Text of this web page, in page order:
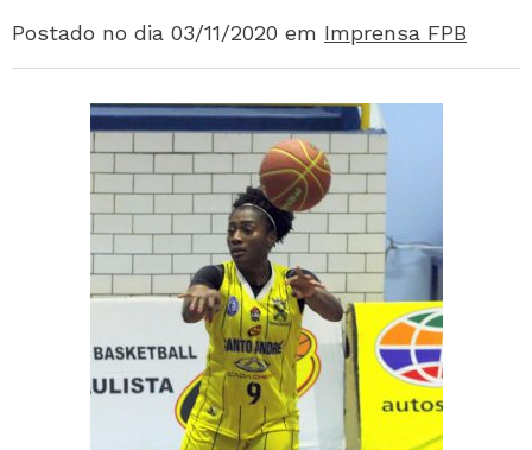
Postado no dia 03/11/2020 em Imprensa FPB